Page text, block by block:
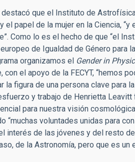
destacó que el Instituto de
papel de la mujer en la Ciencia,
Como lo es el hecho de que “el
de Igualdad de Género para
organizamos el Gender in
con el apoyo de la FECYT, “hemos
figura de una persona clave para
y trabajo de Henrietta
para nuestra visión
“muchas voluntades unidas para
interés de las jóvenes y del resto
de la Astronomía, pero que es